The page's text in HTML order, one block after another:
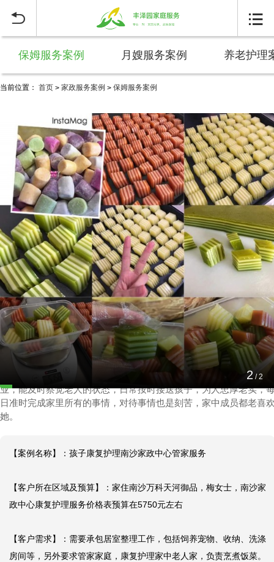
 
保姆服务案例 月嫂服务案例 养老护理
当前位置： 首页 > 家政服务案例 > 保姆服务案例
2 /2
孩子康复护理南沙家政中心管家服务
2024-10-01 18:23:20
【客户对阿姨评价】：管家在康复护理孩子和家中老人家方面真
业，能及时察觉老人的状态，日常按时接送孩子，为人忠厚老实，
日准时完成家里所有的事情，对待事情也是刻苦，家中成员都老喜
她。
【案例名称】：孩子康复护理南沙家政中心管家服务
【客户所在区域及预算】：家住南沙万科天河御品，梅女士，南沙家
政中心康复护理服务价格表预算在5750元左右
【客户需求】：需要承包居室整理工作，包括饲养宠物、收纳、洗涤
房间等，另外要求管家家庭，康复护理家中老人家，负责烹煮饭菜。